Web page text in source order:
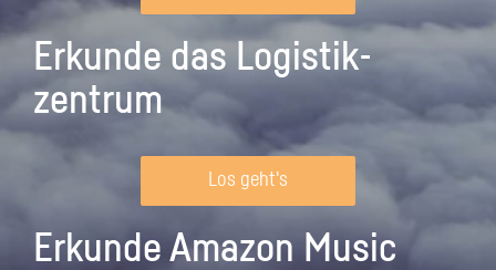
Erkunde das Logistik­
zentrum
Los geht's
Erkunde Amazon Music